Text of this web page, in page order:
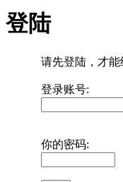
登陆
请先登陆，才能
登录账号:
你的密码: